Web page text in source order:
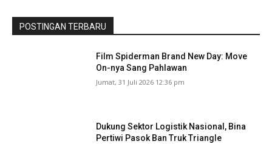
POSTINGAN TERBARU
Film Spiderman Brand New Day: Move
On-nya Sang Pahlawan
Jumat, 31 Juli 2026 12:36 pm
Dukung Sektor Logistik Nasional, Bina
Pertiwi Pasok Ban Truk Triangle